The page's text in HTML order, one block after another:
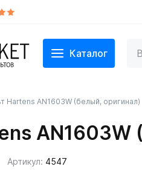
Каталог
Hartens AN1603W (белый, оригинал)
AN1603W
Артикул: 4547